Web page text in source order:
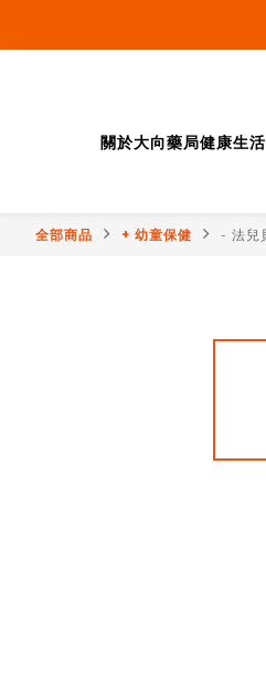
關於大向藥局健康生
全部商品 + 幼童保健 - 法兒